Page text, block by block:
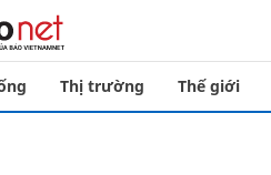
Thị trường Thế giới